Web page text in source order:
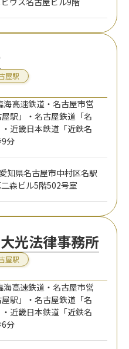
屋駅
海高速鉄道・名古屋市営
駅」・名古屋鉄道「名
近畿日本鉄道「近鉄名
分
知県名古屋市中村区名駅
森ビル5階502号室
光法律事務所
屋駅
海高速鉄道・名古屋市営
駅」・名古屋鉄道「名
近畿日本鉄道「近鉄名
分